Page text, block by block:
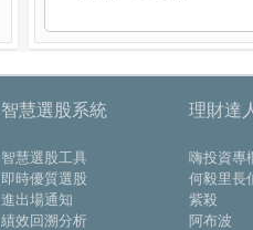
智慧選股系統
智慧選股工具
即時優質選股
進出場通知
績效回溯分析
理財達
嗨投資專
何毅里長
紫殺
阿布波